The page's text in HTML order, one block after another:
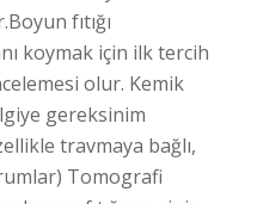
fıtığı
koymak için ilk tercih
olur. Kemik
gereksinim
travmaya bağlı,
Tomografi